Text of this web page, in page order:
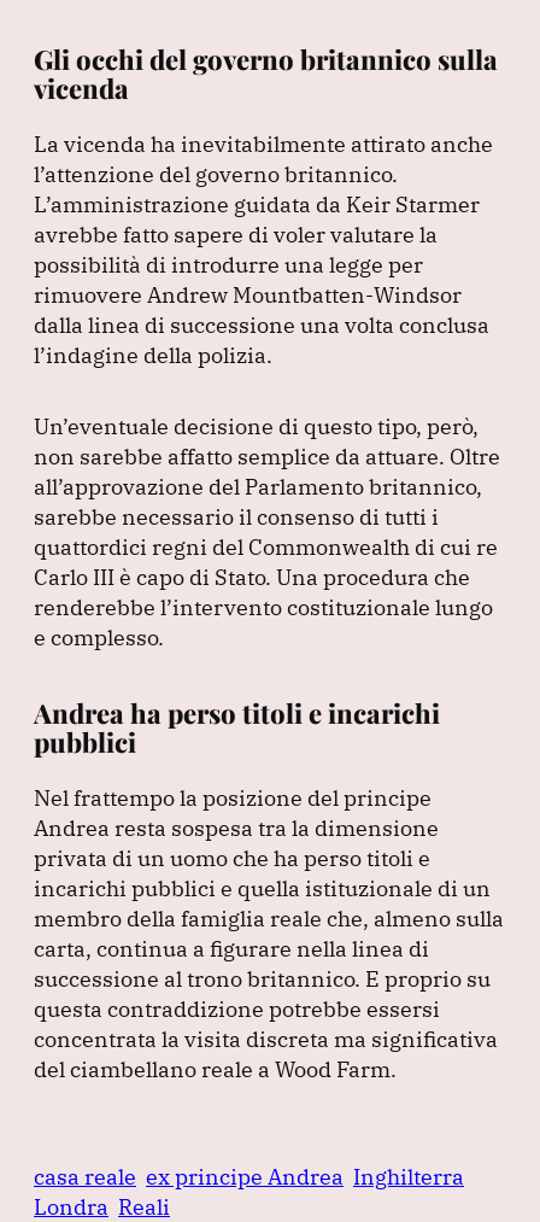
Gli occhi del governo britannico sulla
vicenda
La vicenda ha inevitabilmente attirato anche
l’attenzione del governo britannico.
L’amministrazione guidata da Keir Starmer
avrebbe fatto sapere di voler valutare la
possibilità di introdurre una legge per
rimuovere Andrew Mountbatten-Windsor
dalla linea di successione una volta conclusa
l’indagine della polizia.
Un’eventuale decisione di questo tipo, però,
non sarebbe affatto semplice da attuare. Oltre
all’approvazione del Parlamento britannico,
sarebbe necessario il consenso di tutti i
quattordici regni del Commonwealth di cui re
Carlo III è capo di Stato. Una procedura che
renderebbe l’intervento costituzionale lungo
e complesso.
Andrea ha perso titoli e incarichi
pubblici
Nel frattempo la posizione del principe
Andrea resta sospesa tra la dimensione
privata di un uomo che ha perso titoli e
incarichi pubblici e quella istituzionale di un
membro della famiglia reale che, almeno sulla
carta, continua a figurare nella linea di
successione al trono britannico. E proprio su
questa contraddizione potrebbe essersi
concentrata la visita discreta ma significativa
del ciambellano reale a Wood Farm.
casa reale ex principe Andrea Inghilterra
Londra Reali